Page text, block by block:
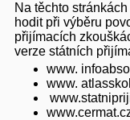
Na těchto
hodit při výběru
přijímacích
verze státních
www.
www.